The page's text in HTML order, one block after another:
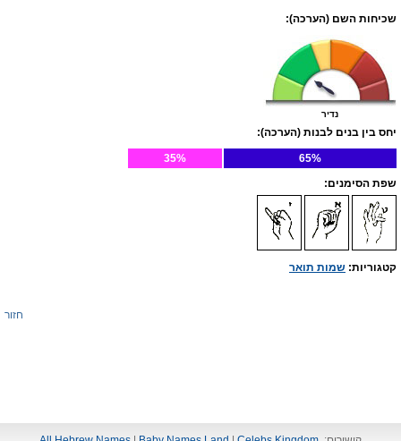
שכיחות השם (הערכה):
נדיר
יחס בין בנים לבנות (הערכה):
65%
35%
שפת הסימנים:
קטגוריות: שמות תואר
חזור